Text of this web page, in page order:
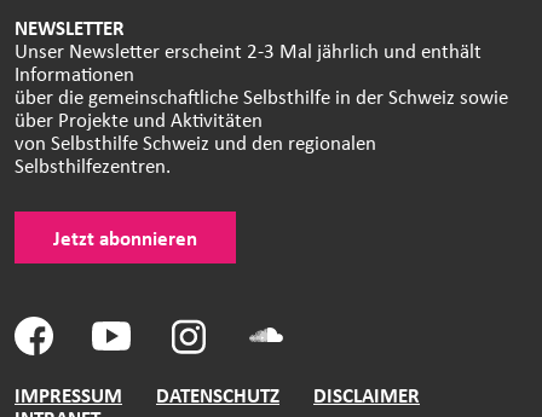
NEWSLETTER
Unser Newsletter erscheint 2-3 Mal jährlich und enthält
Informationen
über die gemeinschaftliche Selbsthilfe in der Schweiz sowie
über Projekte und Aktivitäten
von Selbsthilfe Schweiz und den regionalen
Selbsthilfezentren.
Jetzt abonnieren
IMPRESSUM DATENSCHUTZ
DISCLAIMER